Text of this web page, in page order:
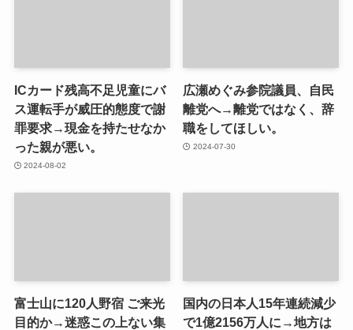
ICカード残高不足児童にバ
ス運転手が威圧的態度で謝
罪要求→現金を持たせなか
った親が悪い。
2024-08-02
広瀬めぐみ参院議員、自民
離党へ→離党ではなく、辞
職をしてほしい。
2024-07-30
富士山に120人野宿 ご来光
目的か→迷惑この上ない集
国内の日本人15年連続減少
で1億2156万人に→地方は